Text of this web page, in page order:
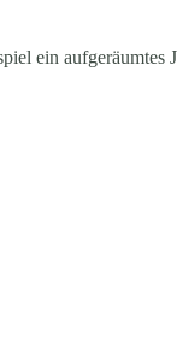
ein aufgeräumtes